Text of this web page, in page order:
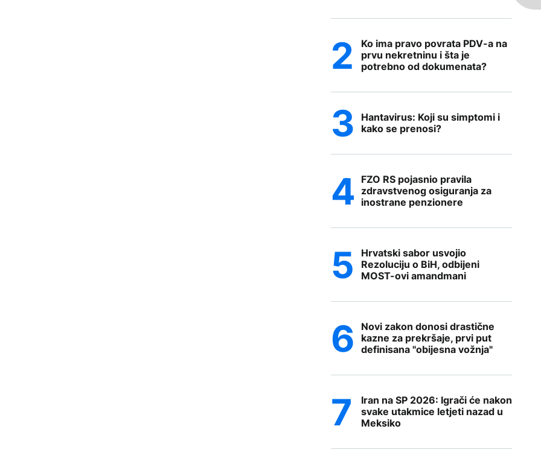
Ko ima pravo povrata PDV-a na
prvu nekretninu i šta je
potrebno od dokumenata?
Hantavirus: Koji su simptomi i
kako se prenosi?
FZO RS pojasnio pravila
zdravstvenog osiguranja za
inostrane penzionere
Hrvatski sabor usvojio
Rezoluciju o BiH, odbijeni
MOST-ovi amandmani
Novi zakon donosi drastične
kazne za prekršaje, prvi put
definisana "obijesna vožnja"
Iran na SP 2026: Igrači će nakon
svake utakmice letjeti nazad u
Meksiko